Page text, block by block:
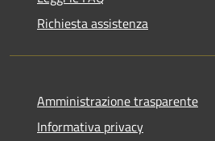
Richiesta assistenza
Amministrazione trasparente
Informativa privacy